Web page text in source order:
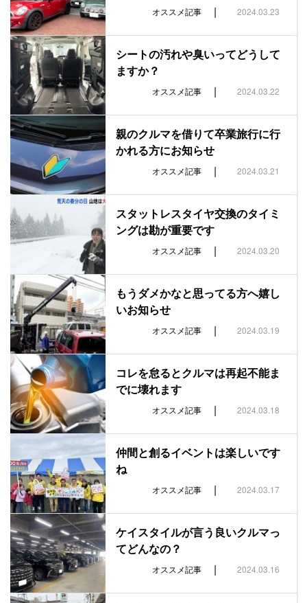
オススメ記事 | 2024.03.23
シートの汚れや臭いってどうして
ますか？
オススメ記事 | 2024.03.22
親のクルマを借りて卒業旅行に行
かれる方にお知らせ
オススメ記事 | 2024.03.21
スタットレスタイヤ交換のタイミ
ングは勘が重要です
オススメ記事 | 2024.03.20
もうダメかなと思ってる方へ嬉し
いお知らせ
オススメ記事 | 2024.03.19
コレを怠るとクルマは再起不能ま
でに壊れます
オススメ記事 | 2024.03.18
仲間と創るイベントは楽しいです
ね
オススメ記事 | 2024.03.17
ケイスタイルが言う良いクルマっ
てどんなの？
オススメ記事 | 2024.03.16